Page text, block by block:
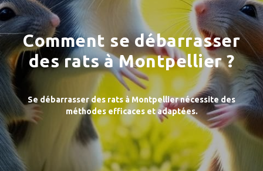
Comment se débarrasser
des rats à Montpellier ?
Se débarrasser des rats à Montpellier nécessite des
méthodes efficaces et adaptées.